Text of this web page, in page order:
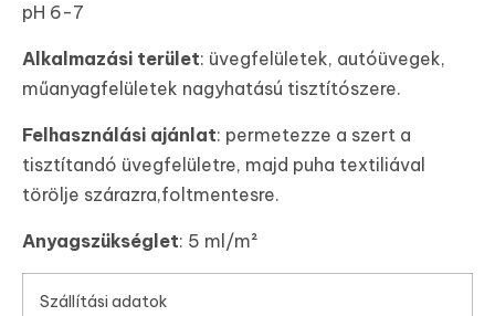
pH 6-7
Alkalmazási terület: üvegfelületek, autóüvegek,
műanyagfelületek nagyhatású tisztítószere.
Felhasználási ajánlat: permetezze a szert a
tisztítandó üvegfelületre, majd puha textiliával
törölje szárazra,foltmentesre.
Anyagszükséglet: 5 ml/m²
Szállítási adatok